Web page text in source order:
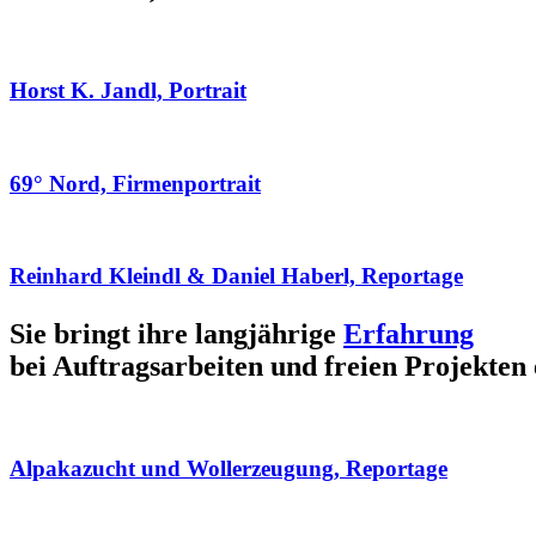
Horst K. Jandl, Portrait
69° Nord, Firmenportrait
Reinhard Kleindl & Daniel Haberl, Reportage
Sie bringt ihre langjährige Erfahrung
bei Auftragsarbeiten und freien Projekten
Alpakazucht und Wollerzeugung, Reportage